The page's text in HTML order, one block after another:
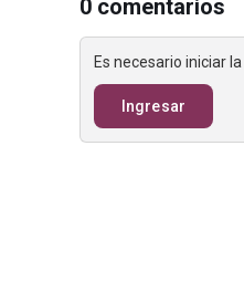
0 comentarios
Es necesario iniciar
Ingresar